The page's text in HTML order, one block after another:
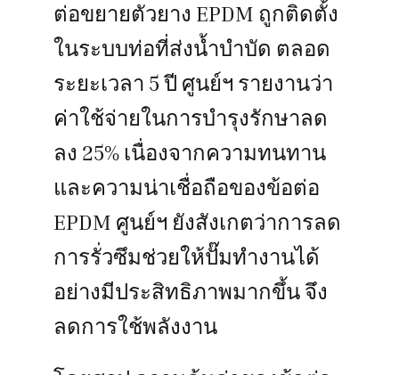
ต่อขยายตัวยาง EPDM ถูกติดตั้ง
ในระบบท่อที่ส่งน้ำบำบัด ตลอด
ระยะเวลา 5 ปี ศูนย์ฯ รายงานว่า
ค่าใช้จ่ายในการบำรุงรักษาลด
ลง 25% เนื่องจากความทนทาน
และความน่าเชื่อถือของข้อต่อ
EPDM ศูนย์ฯ ยังสังเกตว่าการลด
การรั่วซึมช่วยให้ปั๊มทำงานได้
อย่างมีประสิทธิภาพมากขึ้น จึง
ลดการใช้พลังงาน